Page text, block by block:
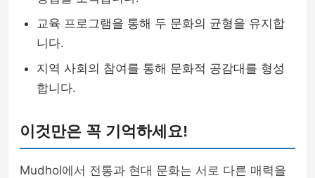
교육 프로그램을 통해 두 문화의 균형을 유지합
니다.
지역 사회의 참여를 통해 문화적 공감대를 형성
합니다.
이것만은 꼭 기억하세요!
Mudhol에서 전통과 현대 문화는 서로 다른 매력을